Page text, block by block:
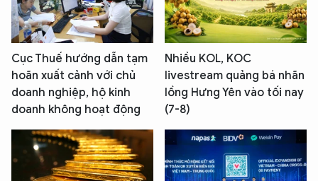
Cục Thuế hướng dẫn tạm
hoãn xuất cảnh với chủ
doanh nghiệp, hộ kinh
doanh không hoạt động
Nhiều KOL, KOC
livestream quảng bá nhãn
lồng Hưng Yên vào tối nay
(7-8)